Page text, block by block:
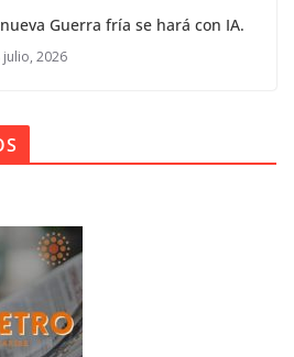
Guerra fría se hará con IA.
julio, 2026